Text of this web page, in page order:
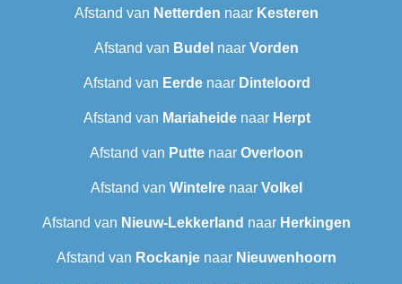
Afstand van Netterden naar Kesteren
Afstand van Budel naar Vorden
Afstand van Eerdenaar Dinteloord
Afstand van Mariaheidenaar Herpt
Afstand van Putte naar Overloon
Afstand van Wintelre naar Volkel
Afstand van Nieuw-Lekkerland naar Herkingen
Afstand van Rockanje naar Nieuwenhoorn